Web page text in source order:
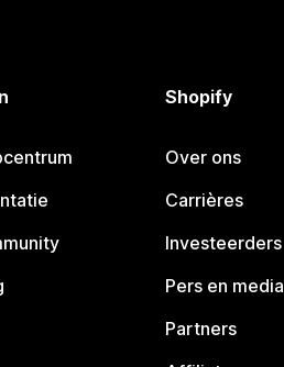
Shopify
Over ons
Carrières
Investeerders
Pers en media
Partners